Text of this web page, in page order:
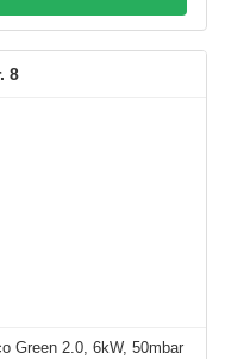
8
Green 2.0, 6kW, 50mbar